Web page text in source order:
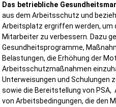
Das betriebliche
aus dem Arbeitsschutz und
Arbeitsplatz ergriffen werden, um
Mitarbeiter zu verbessern. Dazu
Gesundheitsprogramme,
Belastungen, die Erhöhung der
Arbeitsschutzmaßnahmen
Unterweisungen und Schulungen
sowie die Bereitstellung von
von Arbeitsbedingungen, die den